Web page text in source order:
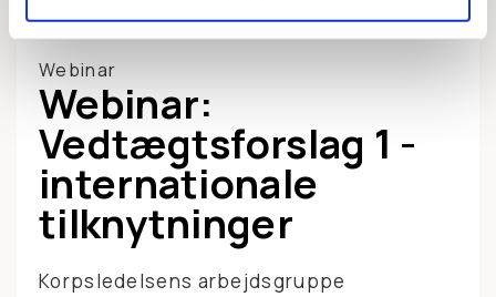
Foto Mads Danquah
Webinar
Webinar:
Vedtægtsforslag 1 -
internationale
tilknytninger
Korpsledelsens arbejdsgruppe